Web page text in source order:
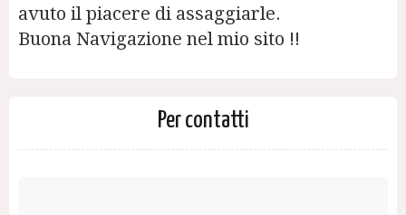
avuto il piacere di assaggiarle.
Buona Navigazione nel mio sito !!
Per contatti